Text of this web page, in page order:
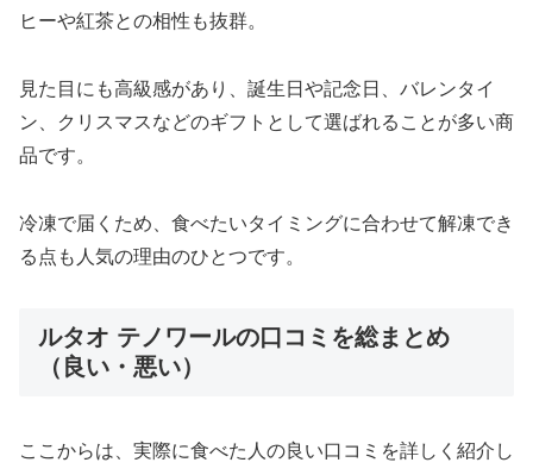
ヒーや紅茶との相性も抜群。
見た目にも高級感があり、誕生日や記念日、バレンタイ
ン、クリスマスなどのギフトとして選ばれることが多い商
品です。
冷凍で届くため、食べたいタイミングに合わせて解凍でき
る点も人気の理由のひとつです。
ルタオ テノワールの口コミを総まとめ
（良い・悪い）
ここからは、実際に食べた人の良い口コミを詳しく紹介し